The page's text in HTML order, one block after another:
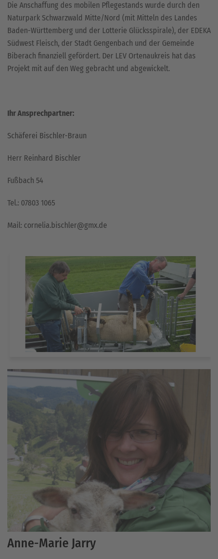
Die Anschaffung des mobilen Pflegestands wurde durch den
Naturpark Schwarzwald Mitte/Nord (mit Mitteln des Landes
Baden-Württemberg und der Lotterie Glücksspirale), der EDEKA
Südwest Fleisch, der Stadt Gengenbach und der Gemeinde
Biberach finanziell gefördert. Der LEV Ortenaukreis hat das
Projekt mit auf den Weg gebracht und abgewickelt.
Ihr Ansprechpartner:
Schäferei Bischler-Braun
Herr Reinhard Bischler
Fußbach 54
Tel.: 07803 1065
Mail: cornelia.bischler@gmx.de
Anne-Marie Jarry